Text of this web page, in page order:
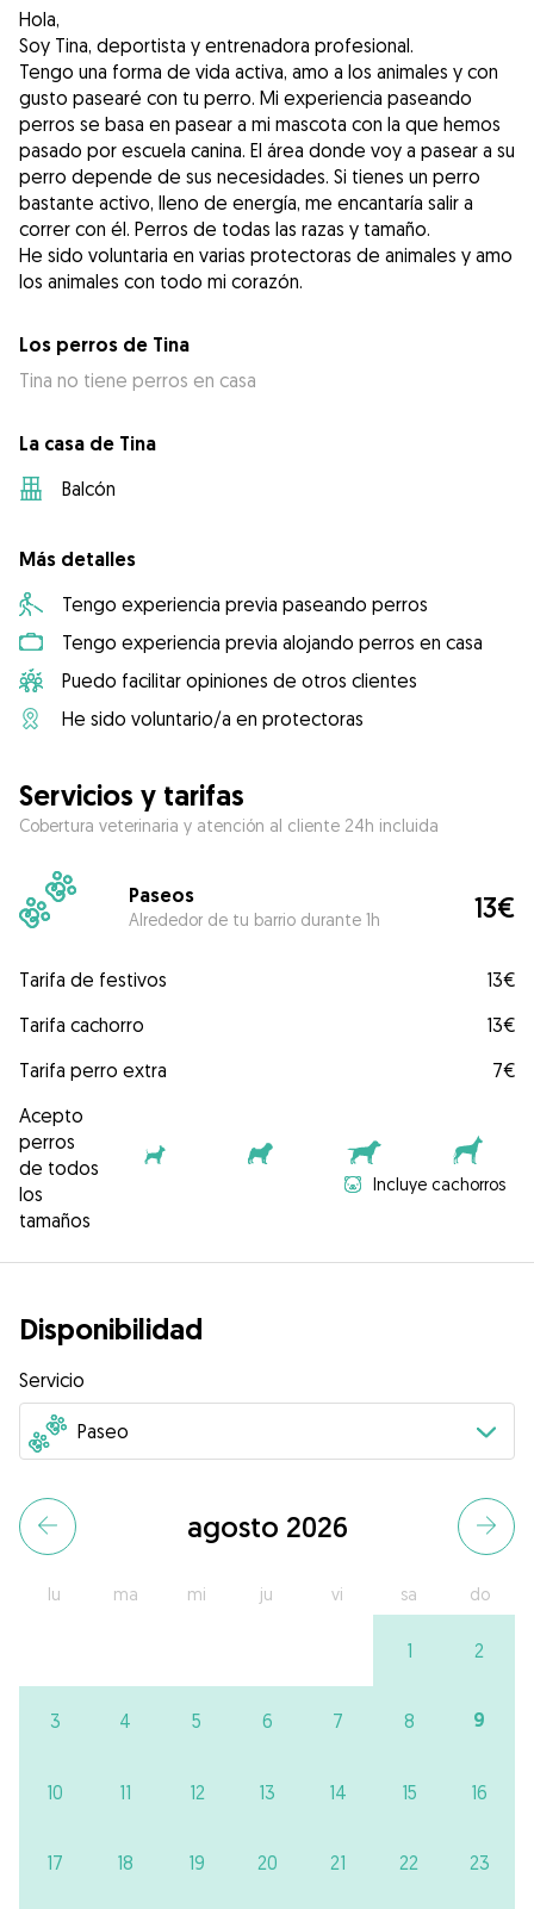
Hola,
Soy Tina, deportista y entrenadora profesional.
Tengo una forma de vida activa, amo a los animales y con
gusto pasearé con tu perro. Mi experiencia paseando
perros se basa en pasear a mi mascota con la que hemos
pasado por escuela canina. El área donde voy a pasear a su
perro depende de sus necesidades. Si tienes un perro
bastante activo, lleno de energía, me encantaría salir a
correr con él. Perros de todas las razas y tamaño.
He sido voluntaria en varias protectoras de animales y amo
los animales con todo mi corazón.
Los perros de Tina
Tina no tiene perros en casa
La casa de Tina
Balcón
Más detalles
Tengo experiencia previa paseando perros
Tengo experiencia previa alojando perros en casa
Puedo facilitar opiniones de otros clientes
He sido voluntario/a en protectoras
Servicios y tarifas
Cobertura veterinaria y atención al cliente 24h incluida
Paseos
Alrededor de tu barrio durante 1h 13€
Tarifa de festivos
13€
Tarifa cachorro
13€
Tarifa perro extra
7€
Acepto
perros
de todos
los
tamaños
Incluye cachorros
Disponibilidad
Servicio
agosto 2026
lu ma mi ju vi sa do
1 2
3 4 5 6 7 8 9
10 11 12 13 14 15 16
17 18 19 20 21 22 23